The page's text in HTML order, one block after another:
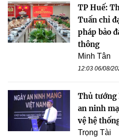
TP Huế:
Tuấn chỉ
pháp bảo
thông
Minh Tân
12:03 06/08/
Thủ tướng
an ninh
vệ hệ
Trọng Tài